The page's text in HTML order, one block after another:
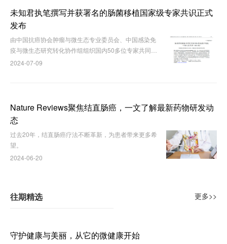
未知君执笔撰写并获署名的肠菌移植国家级专家共识正式
发布
由中国抗癌协会肿瘤与微生态专业委员会、中国感染免
疫与微生态研究转化协作组组织国内50多位专家共同讨
论，未知君作为专家组成员参与讨论、执笔撰写的《肠
2024-07-09
Nature Reviews聚焦结直肠癌，一文了解最新药物研发动
态
过去20年，结直肠癌疗法不断革新，为患者带来更多希
望。
2024-06-20
往期精选 更多>>
守护健康与美丽，从它的微健康开始